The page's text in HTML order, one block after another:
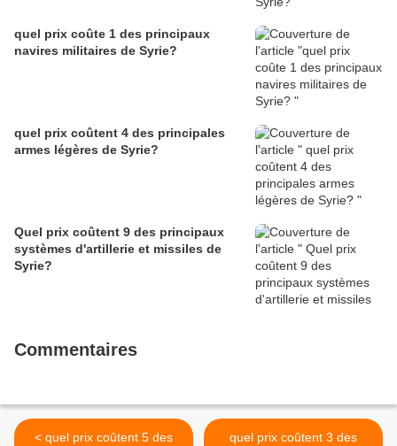
quel prix coûte 1 des principaux
navires militaires de Syrie?
quel prix coûtent 4 des principales
armes légères de Syrie?
Quel prix coûtent 9 des principaux
systèmes d'artillerie et missiles de
Syrie?
Commentaires
< quel prix coûtent 5 des
quel prix coûtent 3 des